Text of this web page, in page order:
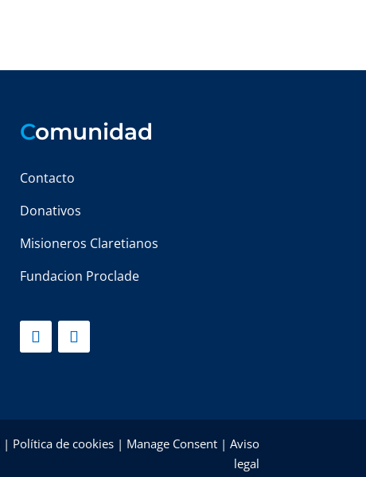
Comunidad
Contacto
Donativos
Misioneros Claretianos
Fundacion Proclade
| Política de cookies| Manage Consent| Aviso
legal